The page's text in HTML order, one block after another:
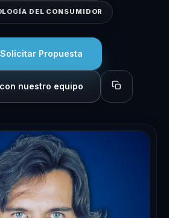
DEL CONSUMIDOR
Solicitar Propuesta
nuestro equipo Copiar perfil